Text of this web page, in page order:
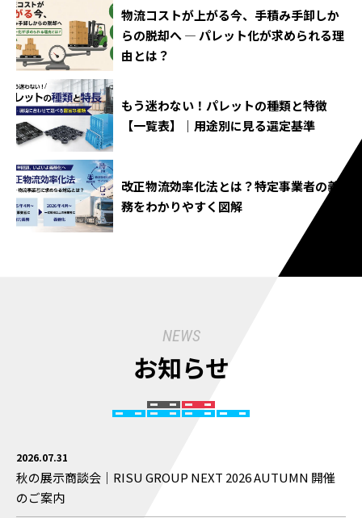
物流コストが上がる今、手積み手卸しか
らの脱却へ ― パレット化が求められる理
由とは？
もう迷わない！パレットの種類と特徴
【一覧表】｜用途別に見る選定基準
改正物流効率化法とは？特定事業者の義
務をわかりやすく図解
NEWS
お知らせ
2026.07.31
秋の展示商談会｜RISU GROUP NEXT 2026 AUTUMN 開催
のご案内